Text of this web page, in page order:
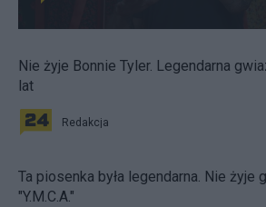
Nie żyje Bonnie Tyler. Legendarna
lat
Redakcja
Ta piosenka była legendarna. Nie żyje
"Y.M.C.A."